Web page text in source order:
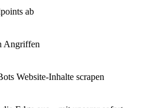
ab
Angriffen
Website-Inhalte scrapen